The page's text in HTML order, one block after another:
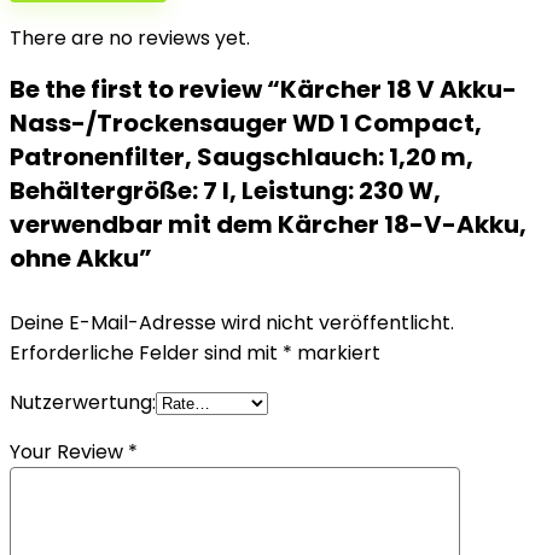
There are no reviews yet.
Be the first to review “Kärcher 18 V Akku-
Nass-/Trockensauger WD 1 Compact,
Patronenfilter, Saugschlauch: 1,20 m,
Behältergröße: 7 l, Leistung: 230 W,
verwendbar mit dem Kärcher 18-V-Akku,
ohne Akku”
Deine E-Mail-Adresse wird nicht veröffentlicht.
Erforderliche Felder sind mit * markiert
Nutzerwertung:
Your Review *